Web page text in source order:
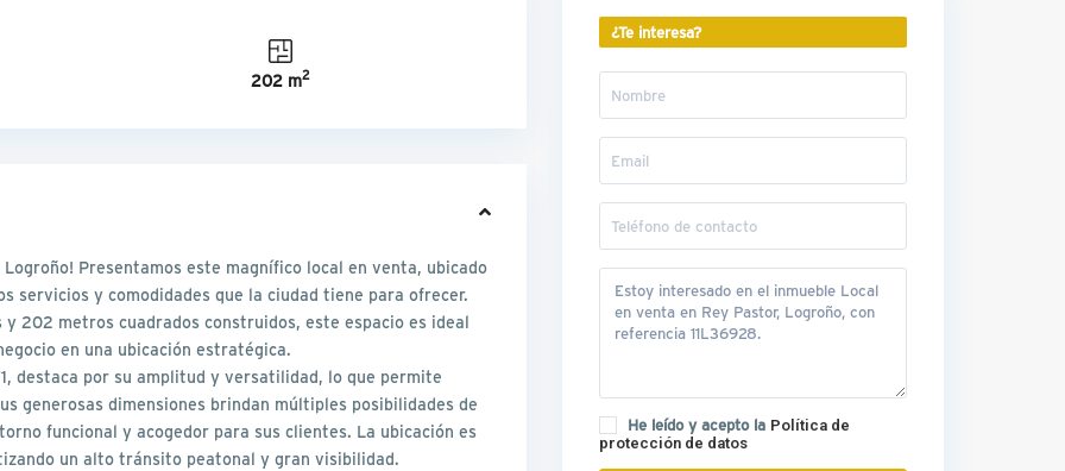
202 m2
Presentamos este magnífico local en venta, ubicado
servicios y comodidades que la ciudad tiene para ofrecer.
202 metros cuadrados construidos, este espacio es ideal
en una ubicación estratégica.
destaca por su amplitud y versatilidad, lo que permite
generosas dimensiones brindan múltiples posibilidades de
funcional y acogedor para sus clientes. La ubicación es
un alto tránsito peatonal y gran visibilidad.
¿Te interesa?
He leído y acepto la Política de
protección de datos